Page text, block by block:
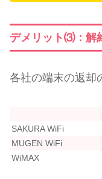
デメリット⑶：解
各社の端末の返却
SAKURA WiFi
MUGEN WiFi
WiMAX